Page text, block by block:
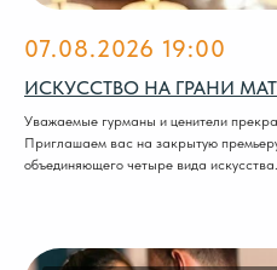
07.08.2026 19:00
ИСКУССТВО НА ГРАНИ
Уважаемые гурманы и ценители
Приглашаем вас на закрытую
объединяющего четыре вида искусства.